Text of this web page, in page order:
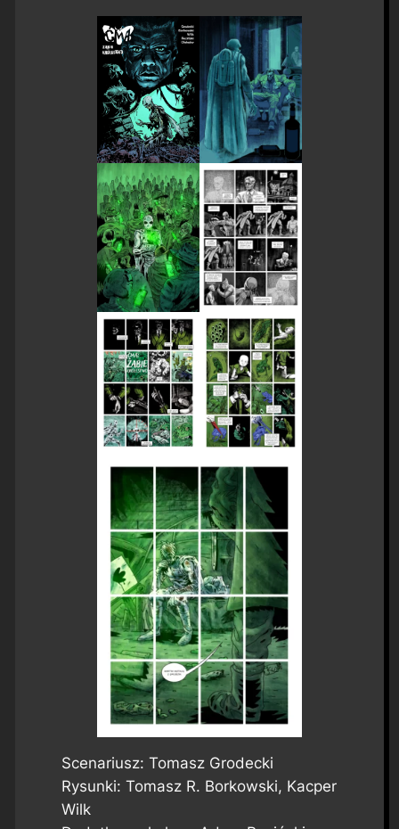
Scenariusz: Tomasz Grodecki
Rysunki: Tomasz R. Borkowski, Kacper
Wilk